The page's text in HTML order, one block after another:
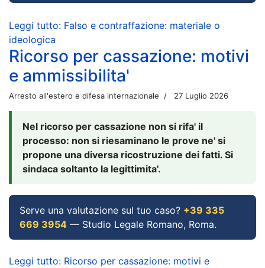
Leggi tutto: Falso e contraffazione: materiale o
ideologica
Ricorso per cassazione: motivi
e ammissibilita'
Arresto all'estero e difesa internazionale 27 Luglio 2026
Nel ricorso per cassazione non si rifa' il
processo: non si riesaminano le prove ne' si
propone una diversa ricostruzione dei fatti. Si
sindaca soltanto la legittimita'.
Serve una valutazione sul tuo caso? +39 335
669 3954 — Studio Legale Romano, Roma.
Leggi tutto: Ricorso per cassazione: motivi e